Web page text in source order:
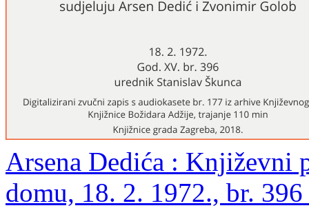
Arsena Dedića : Književni
domu, 18. 2. 1972., br.